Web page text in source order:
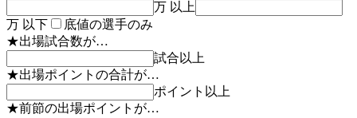
万 以上
万 以下
底値の選手のみ
★出場試合数が…
試合以上
★出場ポイントの合計が…
ポイント以上
★前節の出場ポイントが…